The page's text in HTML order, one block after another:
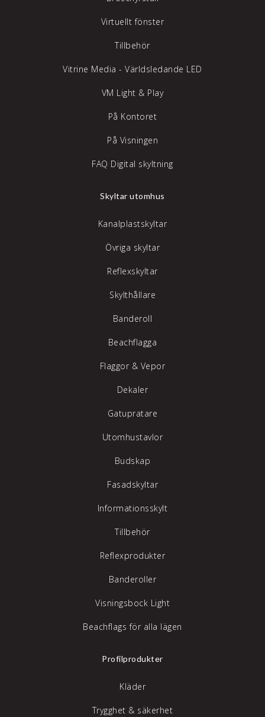
Virtuellt fönster
Tillbehör
Vitrine Media - Världsledande LED
VM Light & Play
På Kontoret
På Visningen
FAQ Digital skyltning
Skyltar utomhus
Kanalplastskyltar
Övriga skyltar
Reflexskyltar
Skylthållare
Banderoll
Beachflagga
Flaggor & Vepor
Dekaler
Gatupratare
Utomhustavlor
Budskap
Fasadskyltar
Informationsskylt
Tillbehör
Reflexprodukter
Banderoller
Visningsbock Light
Beachflags för alla lägen
Profilprodukter
Kläder
Trygghet & säkerhet